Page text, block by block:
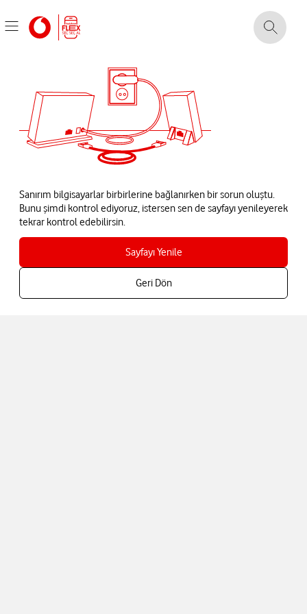
Sanırım bilgisayarlar birbirlerine bağlanırken bir sorun oluştu.
Bunu şimdi kontrol ediyoruz, istersen sen de sayfayı yenileyerek
tekrar kontrol edebilirsin.
Sayfayı Yenile
Geri Dön